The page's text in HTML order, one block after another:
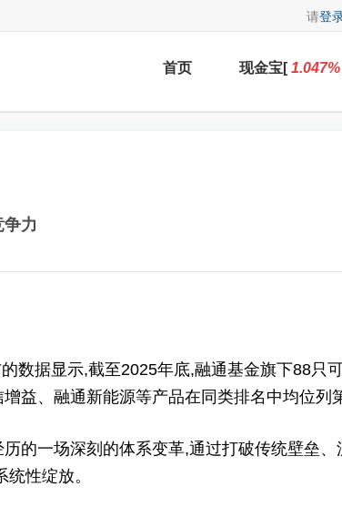
请登
首页 现金宝[1.047%
力
据显示,截至2025年底,融通基金旗下88只
益、融通新能源等产品在同类排名中均位列
一场深刻的体系变革,通过打破传统壁垒、
性绽放。